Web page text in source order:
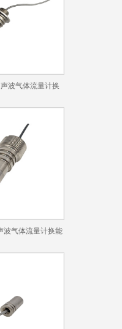
波气体流量计换
波气体流量计换能